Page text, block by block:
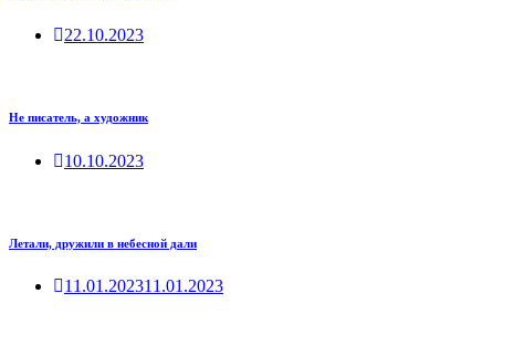
22.10.2023
Не писатель, а художник
10.10.2023
Летали, дружили в небесной дали
11.01.202311.01.2023